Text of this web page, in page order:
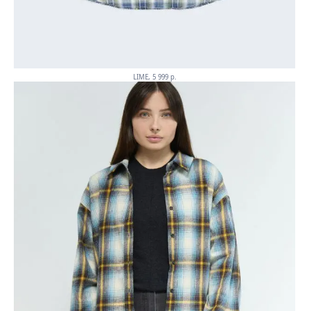
LIME, 5 999 p.